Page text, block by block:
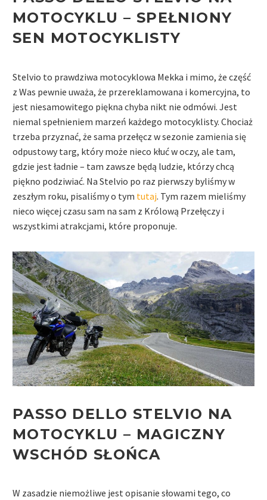
MOTOCYKLU – SPEŁNIONY
SEN MOTOCYKLISTY
Stelvio to prawdziwa motocyklowa Mekka i mimo, że część
z Was pewnie uważa, że przereklamowana i komercyjna, to
jest niesamowitego piękna chyba nikt nie odmówi. Jest
niemal spełnieniem marzeń każdego motocyklisty. Chociaż
trzeba przyznać, że sama przełęcz w sezonie zamienia się
odpustowy targ, który może nieco kłuć w oczy, ale tam,
gdzie jest ładnie – tam zawsze będą ludzie, którzy chcą
piękno podziwiać. Na Stelvio po raz pierwszy byliśmy w
zeszłym roku, pisaliśmy o tym tutaj. Tym razem mieliśmy
nieco więcej czasu sam na sam z Królową Przełęczy i
wszystkimi atrakcjami, które proponuje.
PASSO DELLO STELVIO NA
MOTOCYKLU – MAGICZNY
WSCHÓD SŁOŃCA
W zasadzie niemożliwe jest opisanie słowami tego, co